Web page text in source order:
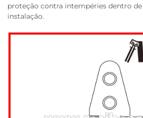
proteção contra intempéries dentro de
instalação.